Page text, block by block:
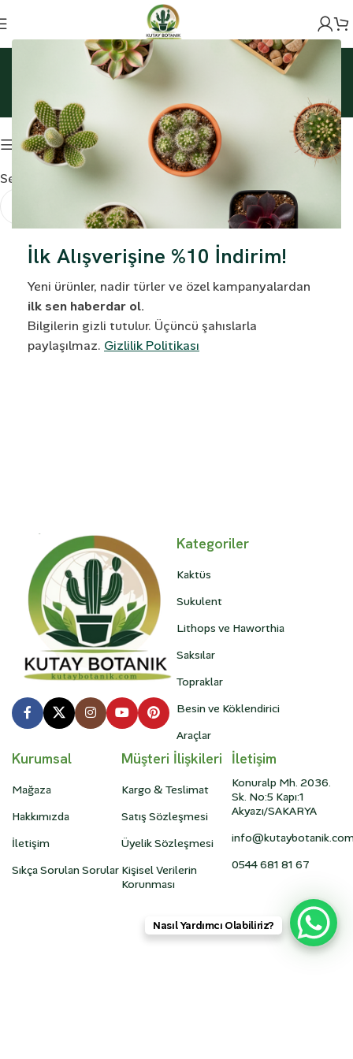
İlk Alışverişine %10 İndirim!
Yeni ürünler, nadir türler ve özel kampanyalardan
ilk sen haberdar ol.
Bilgilerin gizli tutulur. Üçüncü şahıslarla
paylaşılmaz. Gizlilik Politikası
Ana Sayfa Topraklar Kaktüs Toprağı
Kaktüs Toprağı
Filtreleme
Seçiminizle eşleşen ürün bulunamadı.
Kategoriler
Kaktüs
Sukulent
Lithops ve Haworthia
Saksılar
Topraklar
Besin ve Köklendirici
Araçlar
Kurumsal
Mağaza
Hakkımızda
İletişim
Sıkça Sorulan Sorular
Müşteri İlişkileri
Kargo & Teslimat
Satış Sözleşmesi
Üyelik Sözleşmesi
Kişisel Verilerin
Korunması
İletişim
Konuralp Mh. 2036.
Sk. No:5 Kapı:1
Akyazı/SAKARYA
0544 681 81 67
Nasıl Yardımcı Olabiliriz?